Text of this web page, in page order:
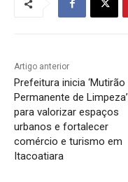
Artigo anterior
Prefeitura inicia ‘Mutirão
Permanente de Limpeza’
para valorizar espaços
urbanos e fortalecer
comércio e turismo em
Itacoatiara